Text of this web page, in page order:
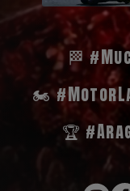
🏁
🏍️
🏆